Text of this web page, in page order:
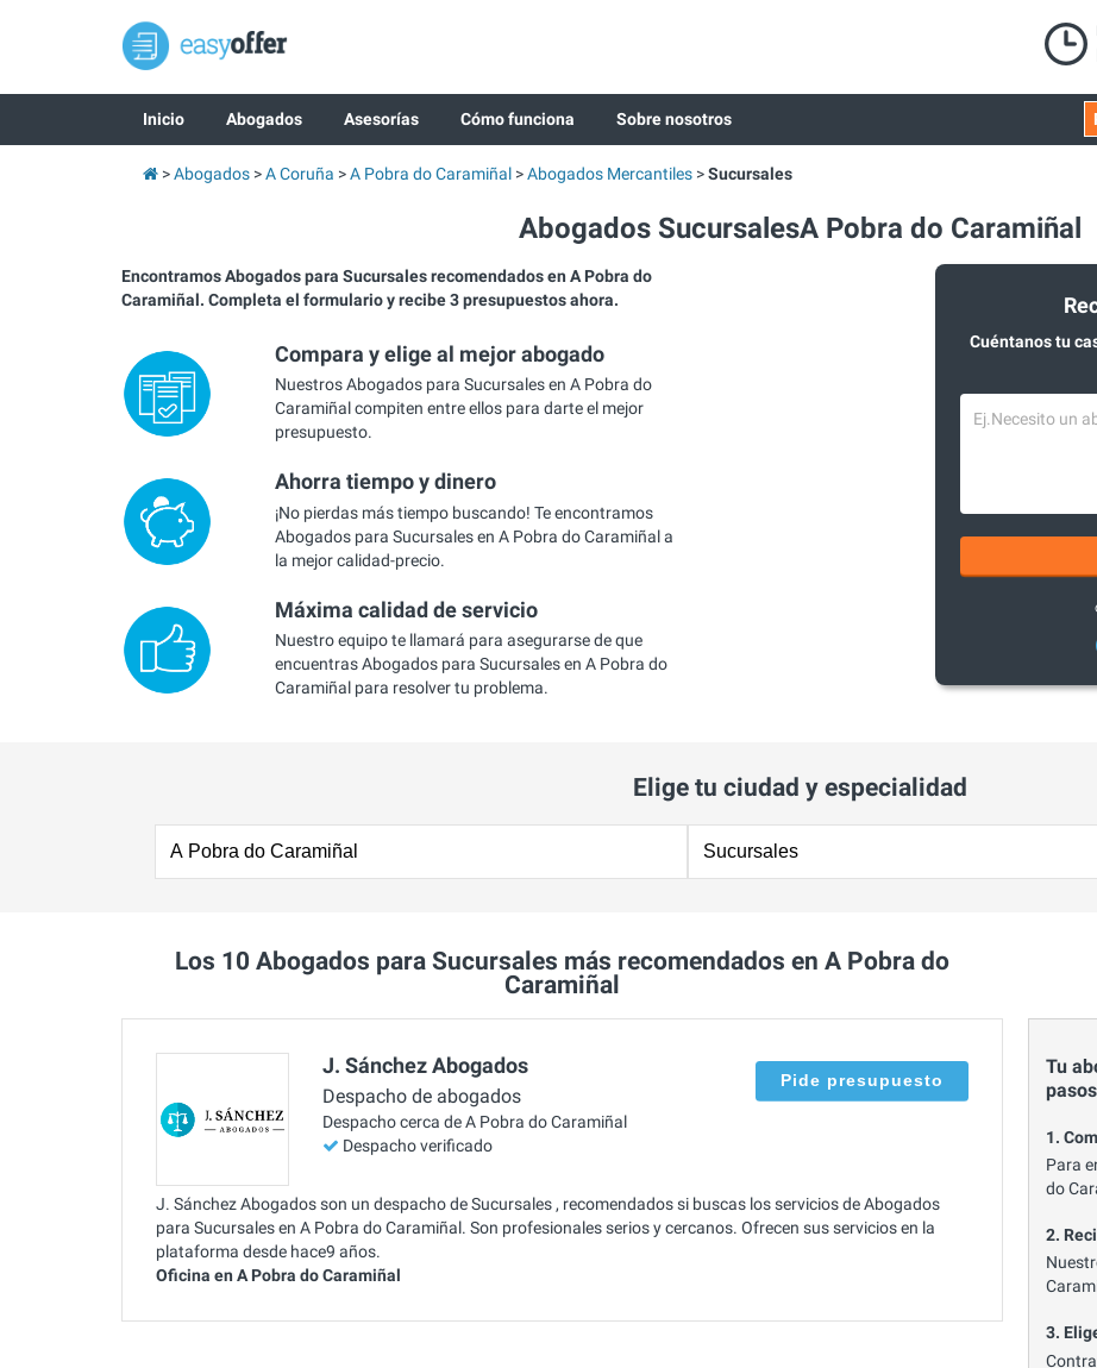
Inicio Abogados Asesorías Cómo funciona Sobre nosotros
Abogados A Coruña A Pobra do Caramiñal Abogados Mercantiles Sucursales
Abogados SucursalesA Pobra do Caramiñal
Encontramos Abogados para Sucursales recomendados en A Pobra do
Caramiñal. Completa el formulario y recibe 3 presupuestos ahora.
Compara y elige al mejor abogado
Nuestros Abogados para Sucursales en A Pobra do
Caramiñal compiten entre ellos para darte el mejor
presupuesto.
Ahorra tiempo y dinero
¡No pierdas más tiempo buscando! Te encontramos
Abogados para Sucursales en A Pobra do Caramiñal a
la mejor calidad-precio.
Máxima calidad de servicio
Nuestro equipo te llamará para asegurarse de que
encuentras Abogados para Sucursales en A Pobra do
Caramiñal para resolver tu problema.
Cuéntanos tu
Elige tu ciudad y especialidad
Los 10 Abogados para Sucursales más recomendados en A Pobra do
Caramiñal
J. Sánchez Abogados
Despacho de abogados
Despacho cerca de A Pobra do Caramiñal
Despacho verificado
Pide presupuesto
J. Sánchez Abogados son un despacho de Sucursales , recomendados si buscas los servicios de Abogados
para Sucursales en A Pobra do Caramiñal. Son profesionales serios y cercanos. Ofrecen sus servicios en la
plataforma desde hace9 años.
Oficina en A Pobra do Caramiñal
Tu
pasos
1.
Para
do
2.
3.